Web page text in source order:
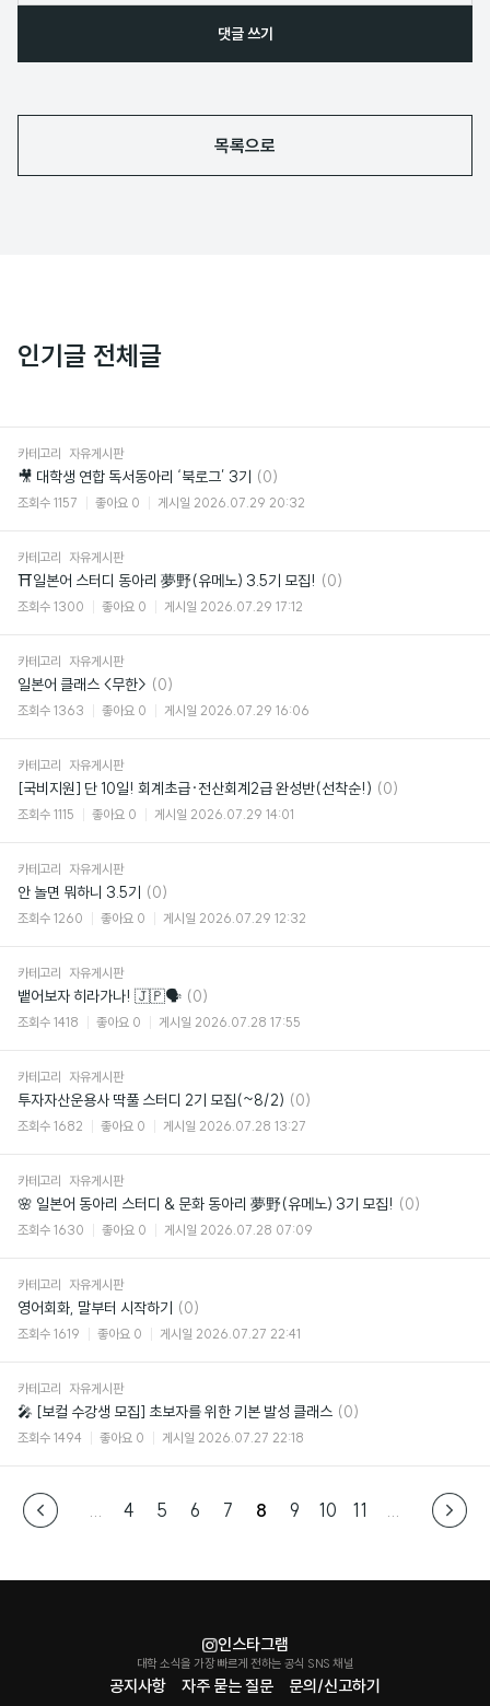
댓글 쓰기
목록으로
인기글 전체글
카테고리 자유게시판
🎥 대학생 연합 독서동아리 ‘북로그’ 3기 댓
글
(0)
조회수 1157 좋아요 0 게시일 2026.07.29 20:32
카테고리 자유게시판
⛩일본어 스터디 동아리 夢野(유메노) 3.5기 모집! 댓
(0)
조회수 1300 좋아요 0 게시일 2026.07.29 17:12
카테고리 자유게시판
일본어 클래스 <무한> 댓
(0)
조회수 1363 좋아요 0 게시일 2026.07.29 16:06
카테고리 자유게시판
[국비지원] 단 10일! 회계초급·전산회계2급 완성반(선착순!) 댓
(0)
조회수 1115 좋아요 0 게시일 2026.07.29 14:01
카테고리 자유게시판
안 놀면 뭐하니 3.5기 댓
(0)
조회수 1260 좋아요 0 게시일 2026.07.29 12:32
카테고리 자유게시판
뱉어보자 히라가나! 🇯🇵🗣️ 댓
글
(0)
조회수 1418 좋아요 0 게시일 2026.07.28 17:55
카테고리 자유게시판
투자자산운용사 딱풀 스터디 2기 모집(~8/2) 댓
글
(0)
조회수 1682 좋아요 0 게시일 2026.07.28 13:27
카테고리 자유게시판
🌸 일본어 동아리 스터디 & 문화 동아리 夢野(유메노) 3기 모집! 댓
(0)
조회수 1630 좋아요 0 게시일 2026.07.28 07:09
카테고리 자유게시판
영어회화, 말부터 시작하기 댓
글
(0)
조회수 1619 좋아요 0 게시일 2026.07.27 22:41
카테고리 자유게시판
🎤 [보컬 수강생 모집] 초보자를 위한 기본 발성 클래스 댓
(0)
조회수 1494 좋아요 0 게시일 2026.07.27 22:18
4 5 6 7 8 9 10 11
공지사항 자주 묻는 질문 문의/신고하기
인스타그램
대학 소식을 가장 빠르게 전하는 공식 SNS 채널